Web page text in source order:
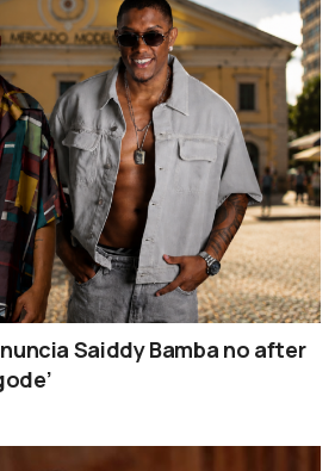
Saiddy Bamba no after